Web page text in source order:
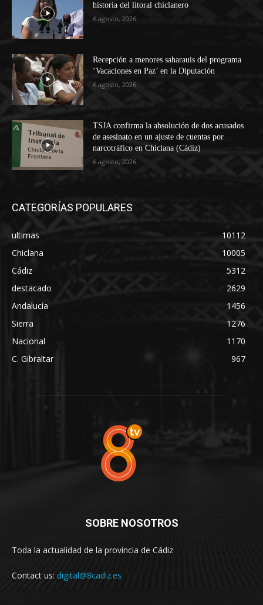
historia del litoral chiclanero
6 agosto, 2026
Recepción a menores saharauis del programa
‘Vacaciones en Paz’ en la Diputación
6 agosto, 2026
TSJA confirma la absolución de dos acusados
de asesinato en un ajuste de cuentas por
narcotráfico en Chiclana (Cádiz)
6 agosto, 2026
CATEGORÍAS POPULARES
ultimas
10112
Chiclana
10005
Cádiz
5312
destacado
2629
Andalucía
1456
Sierra
1276
Nacional
1170
C. Gibraltar
967
SOBRE NOSOTROS
Toda la actualidad de la provincia de Cádiz
Contact us: digital@8cadiz.es